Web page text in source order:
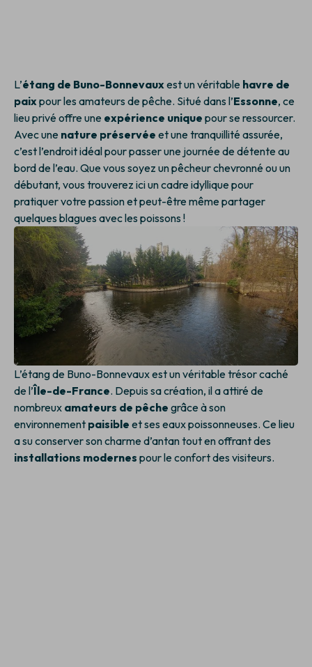
L’étang de Buno-Bonnevaux est un véritable havre de
paix pour les amateurs de pêche. Situé dans l’Essonne, ce
lieu privé offre une expérience unique pour se ressourcer.
Avec une nature préservée et une tranquillité assurée,
c’est l’endroit idéal pour passer une journée de détente au
bord de l’eau. Que vous soyez un pêcheur chevronné ou un
débutant, vous trouverez ici un cadre idyllique pour
pratiquer votre passion et peut-être même partager
quelques blagues avec les poissons !
L’étang de Buno-Bonnevaux est un véritable trésor caché
de l’Île-de-France. Depuis sa création, il a attiré de
nombreux amateurs de pêche grâce à son
environnement paisible et ses eaux poissonneuses. Ce lieu
a su conserver son charme d’antan tout en offrant des
installations modernes pour le confort des visiteurs.